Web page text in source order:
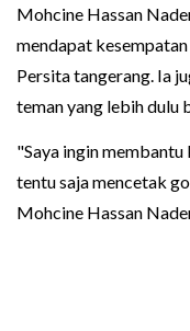
Mohcine Hassan
mendapat
Persita tangerang. Ia
teman yang lebih dulu
"Saya ingin
tentu saja mencetak
Mohcine Hassan